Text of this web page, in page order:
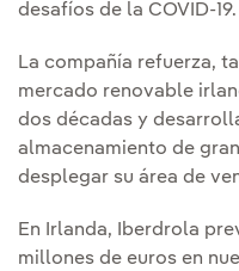
desafíos de la COVID-19.
La compañía refuerza,
mercado renovable
dos décadas y
almacenamiento de
desplegar su área de
En Irlanda, Iberdrola
millones de euros en